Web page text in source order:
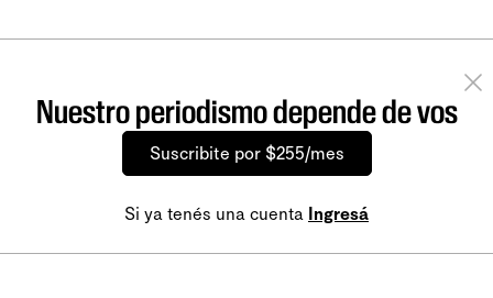
Nuestro periodismo depende de vos
Suscribite por $255/mes
Si ya tenés una cuenta Ingresá